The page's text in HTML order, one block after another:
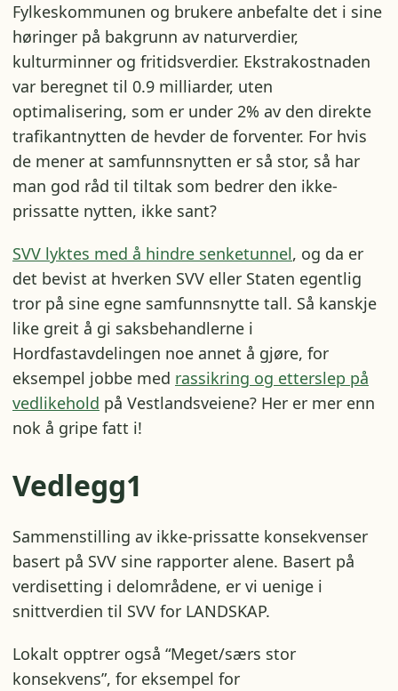
Fylkeskommunen og brukere anbefalte det i sine
høringer på bakgrunn av naturverdier,
kulturminner og fritidsverdier. Ekstrakostnaden
var beregnet til 0.9 milliarder, uten
optimalisering, som er under 2% av den direkte
trafikantnytten de hevder de forventer. For hvis
de mener at samfunnsnytten er så stor, så har
man god råd til tiltak som bedrer den ikke-
prissatte nytten, ikke sant?
SVV lyktes med å hindre senketunnel, og da er
det bevist at hverken SVV eller Staten egentlig
tror på sine egne samfunnsnytte tall. Så kanskje
like greit å gi saksbehandlerne i
Hordfastavdelingen noe annet å gjøre, for
eksempel jobbe med rassikring og etterslep på
vedlikehold på Vestlandsveiene? Her er mer enn
nok å gripe fatt i!
Vedlegg1
Sammenstilling av ikke-prissatte konsekvenser
basert på SVV sine rapporter alene. Basert på
verdisetting i delområdene, er vi uenige i
snittverdien til SVV for LANDSKAP.
Lokalt opptrer også “Meget/særs stor
konsekvens”, for eksempel for